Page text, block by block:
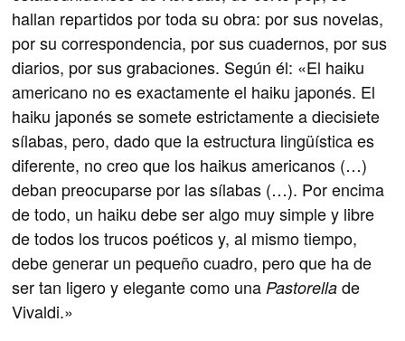
hallan repartidos por toda su obra: por sus novelas,
por su correspondencia, por sus cuadernos, por sus
diarios, por sus grabaciones. Según él: «El haiku
americano no es exactamente el haiku japonés. El
haiku japonés se somete estrictamente a diecisiete
sílabas, pero, dado que la estructura lingüística es
diferente, no creo que los haikus americanos (…)
deban preocuparse por las sílabas (…). Por encima
de todo, un haiku debe ser algo muy simple y libre
de todos los trucos poéticos y, al mismo tiempo,
debe generar un pequeño cuadro, pero que ha de
ser tan ligero y elegante como unaPastorella de
Vivaldi.»